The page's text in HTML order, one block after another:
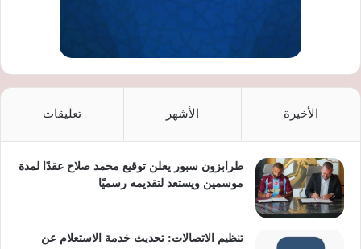
الأخيرة الأشهر تعليقات
طرابزون سبور يعلن توقيع محمد صلاح عقدًا لمدة
موسمين ويستعد لتقديمه رسميًا
تنظيم الاتصالات: تحديث خدمة الاستعلام عن